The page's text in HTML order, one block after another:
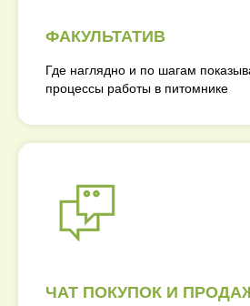
ФАКУЛЬТАТИВ
Где наглядно и по шагам
процессы работы в питомнике
ЧАТ ПОКУПОК И